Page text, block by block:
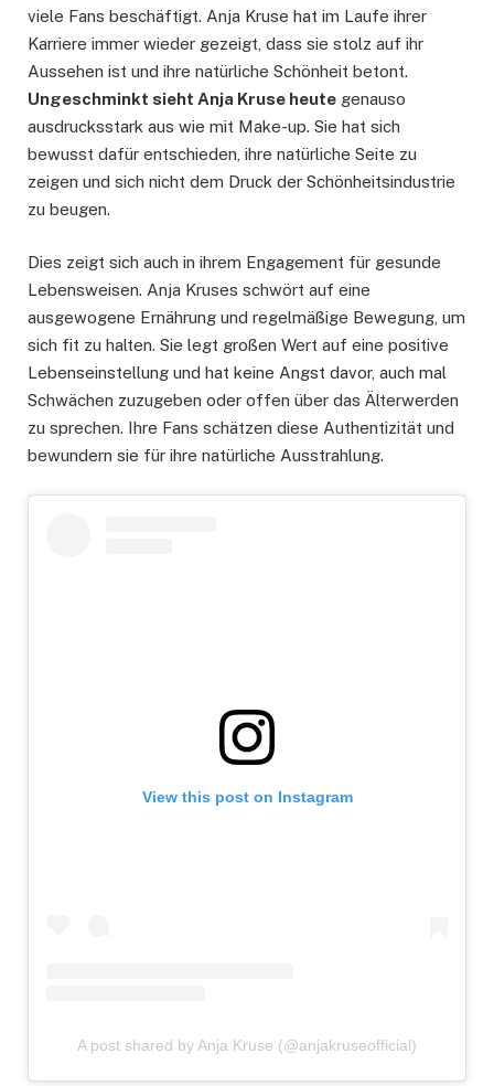
viele Fans beschäftigt. Anja Kruse hat im Laufe ihrer
Karriere immer wieder gezeigt, dass sie stolz auf ihr
Aussehen ist und ihre natürliche Schönheit betont.
Ungeschminkt sieht Anja Kruse heute genauso
ausdrucksstark aus wie mit Make-up. Sie hat sich
bewusst dafür entschieden, ihre natürliche Seite zu
zeigen und sich nicht dem Druck der Schönheitsindustrie
zu beugen.
Dies zeigt sich auch in ihrem Engagement für gesunde
Lebensweisen. Anja Kruses schwört auf eine
ausgewogene Ernährung und regelmäßige Bewegung, um
sich fit zu halten. Sie legt großen Wert auf eine positive
Lebenseinstellung und hat keine Angst davor, auch mal
Schwächen zuzugeben oder offen über das Älterwerden
zu sprechen. Ihre Fans schätzen diese Authentizität und
bewundern sie für ihre natürliche Ausstrahlung.
View this post on Instagram
A post shared by Anja Kruse (@anjakruseofficial)